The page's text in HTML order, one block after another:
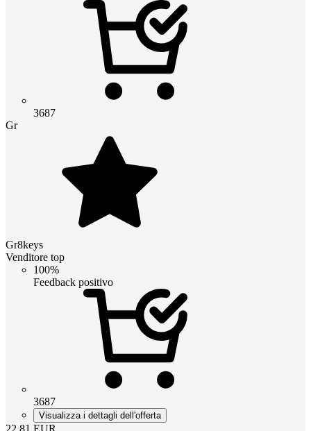
3687
Gr
Gr8keys
Venditore top
100%
Feedback positivo
3687
Visualizza i dettagli dell'offerta
22.81 EUR